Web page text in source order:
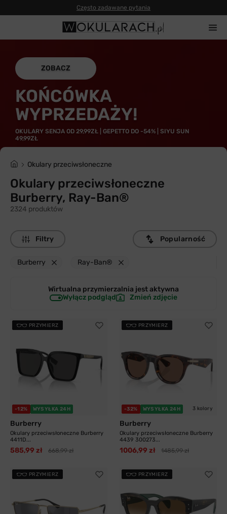
Często zadawane pytania
ZOBACZ
KOŃCÓWKA
WYPRZEDAŻY!
OKULARY SENJA OD 29,99ZŁ | GEPETTO DO -54% | SIYU SUN
49,99ZŁ
Okulary przeciwsłoneczne
Okulary przeciwsłoneczne
Burberry, Ray-Ban®
2324 produktów
Filtry
Burberry Ray-Ban®
Popularność
Wirtualna przymierzalnia jestaktywna
Wyłącz podgląd
Zmień zdjęcie
PRZYMIERZ
-12% WYSYŁKA 24H
Burberry
Okulary przeciwsłoneczne Burberry
4411D...
585,99 zł 668,99 zł
PRZYMIERZ
-32% WYSYŁKA 24H 3 kolory
Burberry
Okulary przeciwsłoneczne Burberry
4439 300273...
1006,99 zł 1485,99 zł
PRZYMIERZ PRZYMIERZ